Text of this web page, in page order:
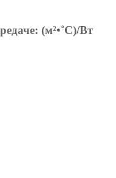
(м²•˚С)/Вт